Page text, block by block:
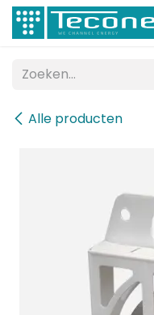
Overslaan naar inhoud
Alle producten